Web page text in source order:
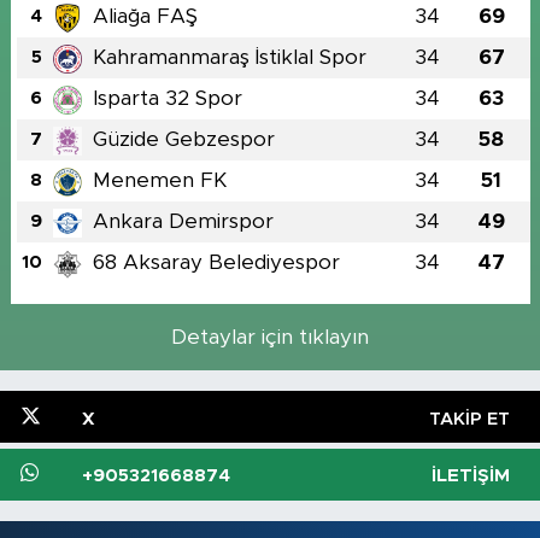
4 Aliağa FAŞ 34 69
5 Kahramanmaraş İstiklal Spor 34 67
6 Isparta 32 Spor 34 63
7 Güzide Gebzespor 34 58
8 Menemen FK 34 51
9 Ankara Demirspor 34 49
10 68 Aksaray Belediyespor 34 47
Detaylar için tıklayın
X TAKIP ET
+905321668874 İLETIŞIM